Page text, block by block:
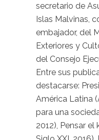
secretario de
Islas Malvinas,
embajador, del
Exteriores y
del Consejo
Entre sus
destacarse:
América Latina
para una
2012), Pensar